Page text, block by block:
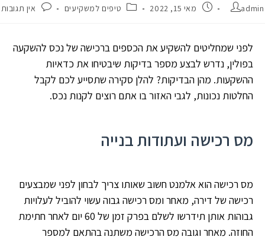
admin מאי 15, 2022 טיפים למשקיעים אין תגובות
לפני שמחליטים להשקיע את הכספים ברכישה של נכס להשקעה
בפולין, נדרש לבצע מספר בדיקות שיבטיחו את כדאיות
ההשקעות. מהן הבדיקות? להלן סקירה שתסייע לכם לקבל
החלטות נכונות, לגבי האזור בו אתם רוצים לקנות נכס.
מס רכישה ועתודות בנייה
מס רכישה הוא אלמנט חשוב שאותו צריך לבחון לפני שמבצעים
רכישה של דירה, מאחר ומס רכישה גבוה עשוי להוביל לעלויות
גבוהות אותן תידרשו לשלם בפרק זמן של 60 יום לאחר חתימת
החוזה. מאחר וגובה מס הרכישה משתנה בהתאם למספר